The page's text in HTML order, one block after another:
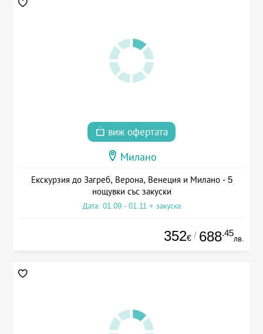
виж офертата
Милано
Екскурзия до Загреб, Верона, Венеция и Милано - 5
нощувки със закуски
Дата: 01.09 - 01.11 + закуска
352€ / 688.45
лв.